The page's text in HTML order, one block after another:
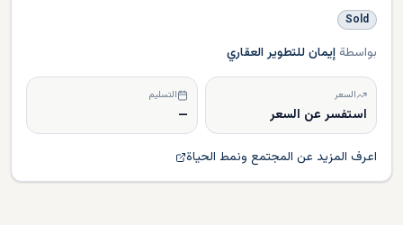
Sold
بواسطة إيمان للتطوير العقاري
السعر
استفسر عن السعر
التسليم
—
اعرف المزيد عن المجتمع ونمط الحياة